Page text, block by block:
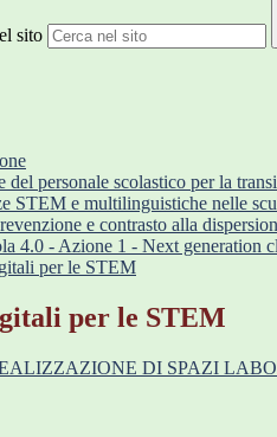
sito
del personale scolastico per la
STEM e multilinguistiche nelle
e contrasto alla
4.0 - Azione 1 - Next generation
per le STEM
per le STEM
DI SPAZI